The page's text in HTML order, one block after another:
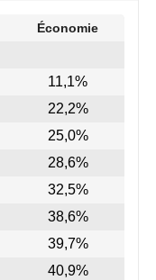
Économie
11,1%
22,2%
25,0%
28,6%
32,5%
38,6%
39,7%
40,9%